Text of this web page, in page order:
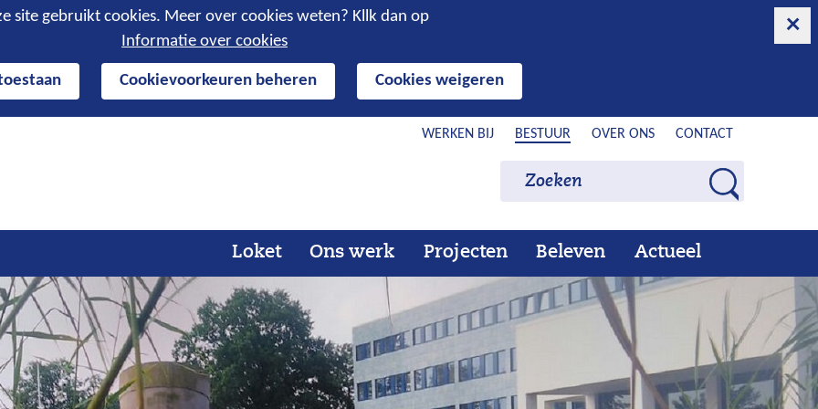
site gebruikt cookies. Meer over cookies weten? Kllk dan op
Informatie over cookies
Cookievoorkeuren beheren Cookies weigeren
WERKEN BIJ BESTUUR OVER ONS CONTACT
e
k
e
n
Zoeken Zoeken
Loket Ons werk Projecten Beleven Actueel